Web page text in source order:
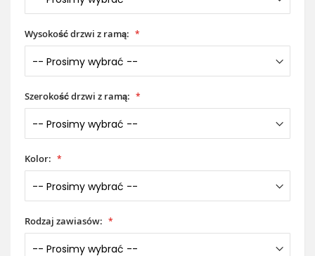
Wysokość drzwi z ramą:
Szerokość drzwi z ramą:
Kolor:
Rodzaj zawiasów: